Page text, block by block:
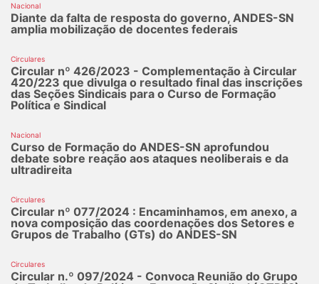
Nacional
Diante da falta de resposta do governo, ANDES-SN
amplia mobilização de docentes federais
Circulares
Circular nº 426/2023 - Complementação à Circular
420/223 que divulga o resultado final das inscrições
das Seções Sindicais para o Curso de Formação
Política e Sindical
Nacional
Curso de Formação do ANDES-SN aprofundou
debate sobre reação aos ataques neoliberais e da
ultradireita
Circulares
Circular nº 077/2024 : Encaminhamos, em anexo, a
nova composição das coordenações dos Setores e
Grupos de Trabalho (GTs) do ANDES-SN
Circulares
Circular n.º 097/2024 - Convoca Reunião do Grupo